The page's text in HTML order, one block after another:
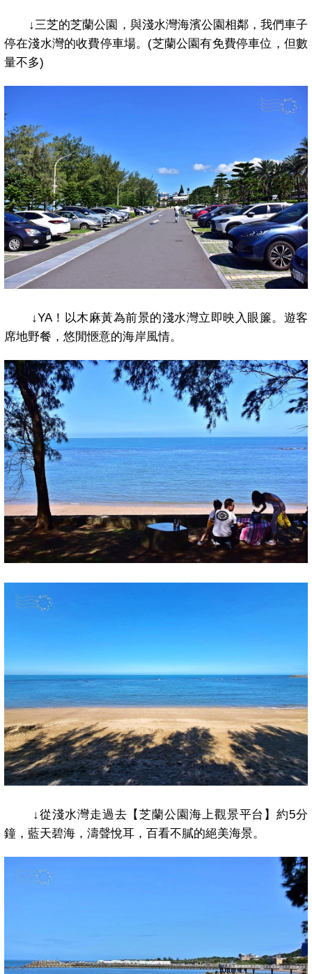
↓三芝的芝蘭公園，與淺水灣海濱公園相鄰，我們車子
停在淺水灣的收費停車場。 (芝蘭公園有免費停車位，但數
量不多)
↓YA！以木麻黃為前景的淺水灣立即映入眼簾。遊客
席地野餐，悠閒愜意的海岸風情。
↓從淺水灣走過去【芝蘭公園海上觀景平台】約5分
鐘，藍天碧海，濤聲悅耳，百看不膩的絕美海景。